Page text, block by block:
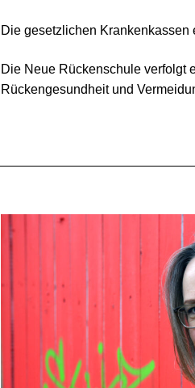
Die gesetzlichen Krankenkassen
Die Neue Rückenschule verfolgt
Rückengesundheit und